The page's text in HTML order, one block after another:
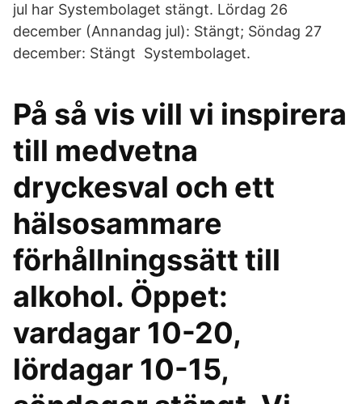
jul har Systembolaget stängt. Lördag 26
december (Annandag jul): Stängt; Söndag 27
december: Stängt Systembolaget.
På så vis vill vi inspirera
till medvetna
dryckesval och ett
hälsosammare
förhållningssätt till
alkohol. Öppet:
vardagar 10-20,
lördagar 10-15,